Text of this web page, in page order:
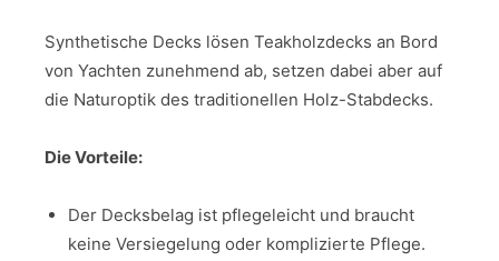
Synthetische Decks lösen Teakholzdecks an Bord
von Yachten zunehmend ab, setzen dabei aber auf
die Naturoptik des traditionellen Holz-Stabdecks.
Die Vorteile:
Der Decksbelag ist pflegeleicht und braucht
keine Versiegelung oder komplizierte Pflege.